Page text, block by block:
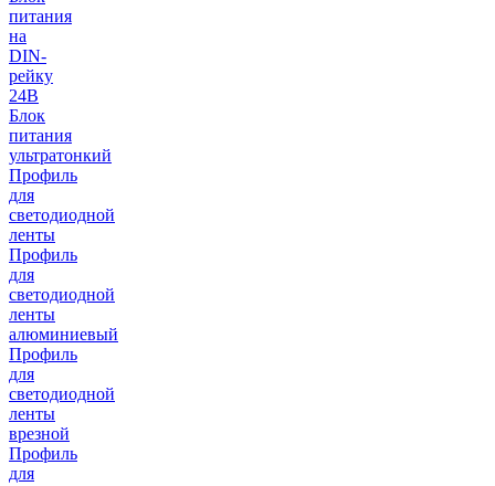
питания
на
DIN-
рейку
24В
Блок
питания
ультратонкий
Профиль
для
светодиодной
ленты
Профиль
для
светодиодной
ленты
алюминиевый
Профиль
для
светодиодной
ленты
врезной
Профиль
для